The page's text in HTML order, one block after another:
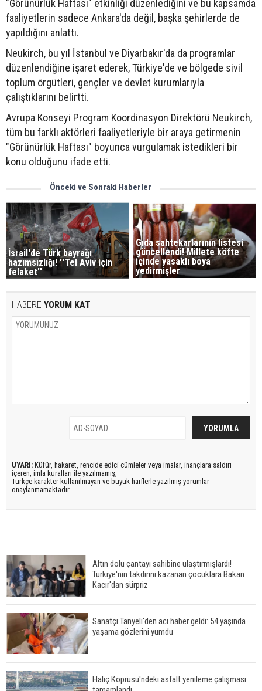
"Görünürlük Haftası" etkinliği düzenlediğini ve bu kapsamda
faaliyetlerin sadece Ankara'da değil, başka şehirlerde de
yapıldığını anlattı.
Neukirch, bu yıl İstanbul ve Diyarbakır'da da programlar
düzenlendiğine işaret ederek, Türkiye'de ve bölgede sivil
toplum örgütleri, gençler ve devlet kurumlarıyla
çalıştıklarını belirtti.
Avrupa Konseyi Program Koordinasyon Direktörü Neukirch,
tüm bu farklı aktörleri faaliyetleriyle bir araya getirmenin
"Görünürlük Haftası" boyunca vurgulamak istedikleri bir
konu olduğunu ifade etti.
Önceki ve Sonraki Haberler
İsrail'de Türk bayrağı
hazımsızlığı! ''Tel Aviv için
felaket''
Gıda sahtekarlarının listesi
güncellendi! Millete köfte
içinde yasaklı boya
yedirmişler
HABERE YORUM KAT
UYARI: Küfür, hakaret, rencide edici cümleler veya imalar, inançlara saldırı
içeren, imla kuralları ile yazılmamış,
Türkçe karakter kullanılmayan ve büyük harflerle yazılmış yorumlar
onaylanmamaktadır.
Altın dolu çantayı sahibine ulaştırmışlardı!
Türkiye'nin takdirini kazanan çocuklara Bakan
Kacır'dan sürpriz
Sanatçı Tanyeli'den acı haber geldi: 54 yaşında
yaşama gözlerini yumdu
Haliç Köprüsü'ndeki asfalt yenileme çalışması